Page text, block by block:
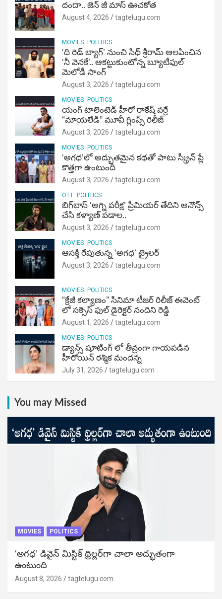
దందా.. జెన్ జీ మాస్ ఊచకోత
August 4, 2026 tagtelugu.com
MOVIES POLITICS
‘ది రెడ్ బ్యాగ్’ నుంచి సిధ్ శ్రీరామ్ ఆలపించిన
‘నీ వెనకే’.. ఆకట్టుకుంటోన్న బ్యూటీఫుల్
మెలోడీ సాంగ్
August 3, 2026 tagtelugu.com
MOVIES POLITICS
యంగ్ టాలెంటెడ్ హీరో రాకేష్ వర్రే
“మాయలేడి” మూవీ గ్లింప్స్ రిలీజ్
August 3, 2026 tagtelugu.com
MOVIES POLITICS
‘అగధ’లో అద్భుతమైన కథతో పాటు స్క్రీన్ ప్లే
కొత్తగా ఉంటుంది
August 3, 2026 tagtelugu.com
OTT POLITICS
బిగ్‌బాస్ ‘అగ్ని ప‌రీక్ష‌’ ప్రీమియర్ తేదిని అనౌన్స్
చేసి కళ్యాణ్ పడాల..
August 3, 2026 tagtelugu.com
MOVIES POLITICS
ఆసక్తి రేపుతున్న ‘అగధ’ ట్రైలర్
August 3, 2026 tagtelugu.com
MOVIES POLITICS
“క్రేజీ కల్యాణం” సినిమా టీజర్ రిలీజ్ ఈవెంట్
లో సక్సెస్ ఫుల్ డైరెక్టర్ నందిని రెడ్డి
August 1, 2026 tagtelugu.com
MOVIES POLITICS
డ్యాన్స్ షూటింగ్ లో తీవ్రంగా గాయపడిన
హీరోయిన్ రశ్మిక మందన్న
July 31, 2026 tagtelugu.com
You may Missed
MOVIES POLITICS
‘అగధ’ డివైన్ మిస్టిక్ థ్రిల్లర్‌గా చాలా అద్భుతంగా
ఉంటుంది
August 8, 2026 tagtelugu.com